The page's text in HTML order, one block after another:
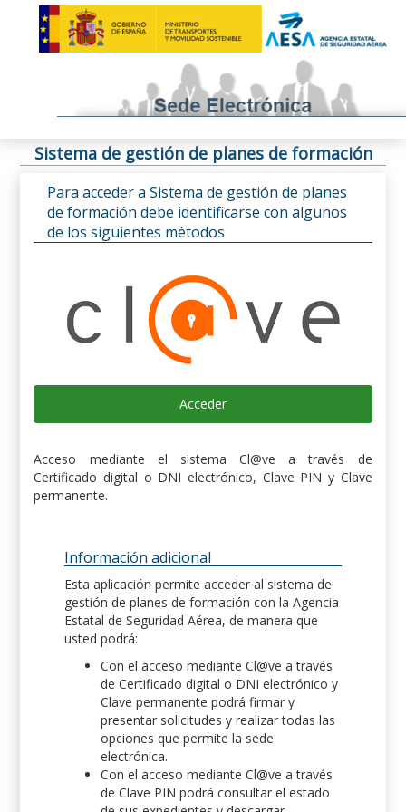
Sistema de gestión de planes de formación
Para acceder a Sistema de gestión de planes
de formación debe identificarse con algunos
de los siguientes métodos
Acceder
Acceso mediante el sistema Cl@ve a través de
Certificado digital o DNI electrónico, Clave PIN y Clave
permanente.
Información adicional
Esta aplicación permite acceder al sistema de
gestión de planes de formación con la Agencia
Estatal de Seguridad Aérea, de manera que
usted podrá:
Con el acceso mediante Cl@ve a través
de Certificado digital o DNI electrónico y
Clave permanente podrá firmar y
presentar solicitudes y realizar todas las
opciones que permite la sede
electrónica.
Con el acceso mediante Cl@ve a través
de Clave PIN podrá consultar el estado